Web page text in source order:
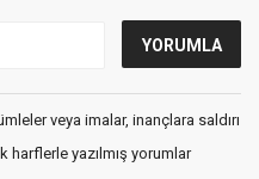
veya imalar, inançlara saldırı
harflerle yazılmış yorumlar